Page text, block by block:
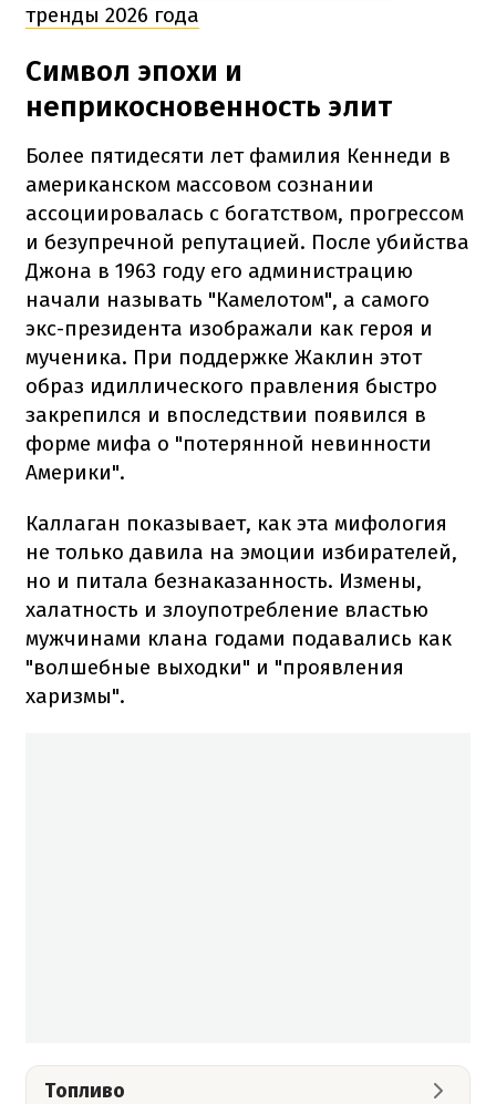
тренды 2026 года
Символ эпохи и
неприкосновенность элит
Более пятидесяти лет фамилия Кеннеди в
американском массовом сознании
ассоциировалась с богатством, прогрессом
и безупречной репутацией. После убийства
Джона в 1963 году его администрацию
начали называть "Камелотом", а самого
экс-президента изображали как героя и
мученика. При поддержке Жаклин этот
образ идиллического правления быстро
закрепился и впоследствии появился в
форме мифа о "потерянной невинности
Америки".
Каллаган показывает, как эта мифология
не только давила на эмоции избирателей,
но и питала безнаказанность. Измены,
халатность и злоупотребление властью
мужчинами клана годами подавались как
"волшебные выходки" и "проявления
харизмы".
Топливо